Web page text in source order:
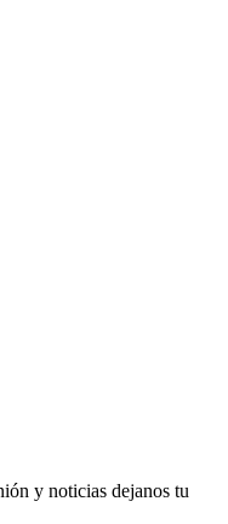
y noticias dejanos tu